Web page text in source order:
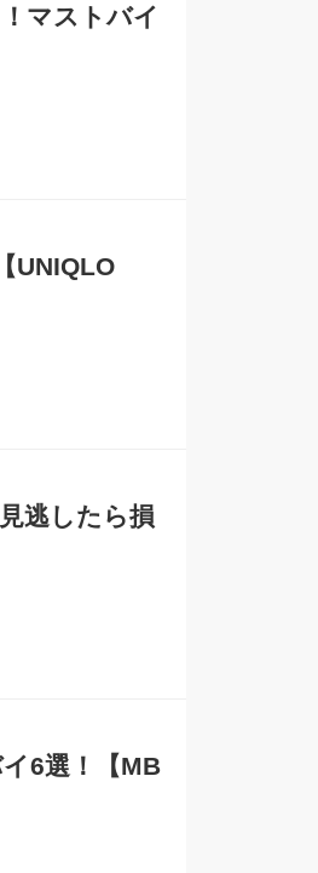
マストバイ
UNIQLO
逃したら損
6選！【MB